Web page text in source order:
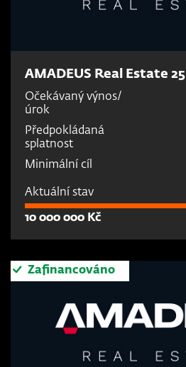
AMADEUS Real Estate 25
Očekávaný výnos/
úrok
Předpokládaná
splatnost
Minimální cíl
Aktuální stav
10 000 000 Kč
Zafinancováno